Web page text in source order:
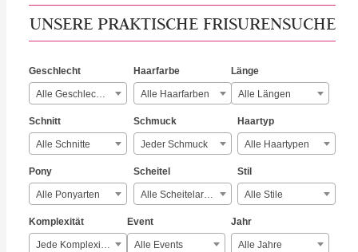
UNSERE PRAKTISCHE FRISURENSUCHE
Geschlecht
Alle Geschlechter
Haarfarbe
Alle Haarfarben
Länge
Alle Längen
Schnitt
Alle Schnitte
Schmuck
Jeder Schmuck
Haartyp
Alle Haartypen
Pony
Alle Ponyarten
Scheitel
Alle Scheitelarten
Stil
Alle Stile
Komplexität
Jede Komplexität
Event
Alle Events
Jahr
Alle Jahre